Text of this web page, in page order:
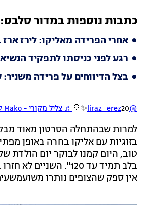
כתבות נוספות במדור סלבס:
אחרי הפרידה מאליקו: לירז
רגע לפני כניסתו לתפקיד
בצל הדיווחים על פרידה
@liraz_erez
20✨🎈 ♬ צליל מקורי - Mako סלבס
למרות שבהתחלה הסרטון מאוד
בזוגיות עם אליקו בחרה באופן
בלב תמיד עד 120".
אין ספק שהצופים נותרו